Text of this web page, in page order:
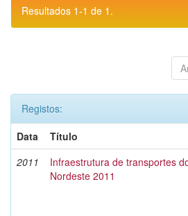
Resultados 1-1 de 1.
Registos:
Data
Título
2011
Infraestrutura de transportes
Nordeste 2011